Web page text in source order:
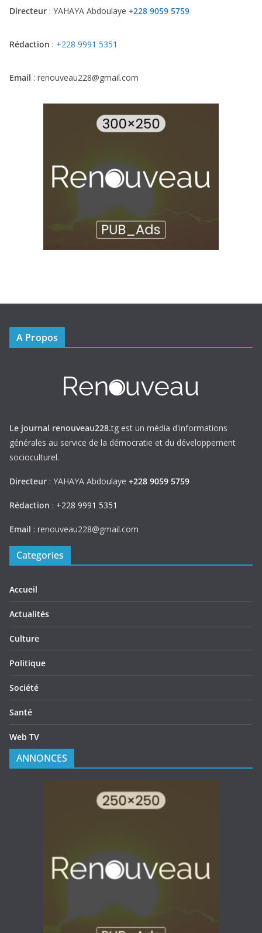
Directeur : YAHAYA Abdoulaye +228 9059 5759
Rédaction : +228 9991 5351
Email : renouveau228@gmail.com
A Propos
Le journal renouveau228.tg est un média d'informations
générales au service de la démocratie et du développement
socioculturel.
Directeur : YAHAYA Abdoulaye +228 9059 5759
Rédaction : +228 9991 5351
Email : renouveau228@gmail.com
Categories
Accueil
Actualités
Culture
Politique
Société
Santé
Web TV
ANNONCES